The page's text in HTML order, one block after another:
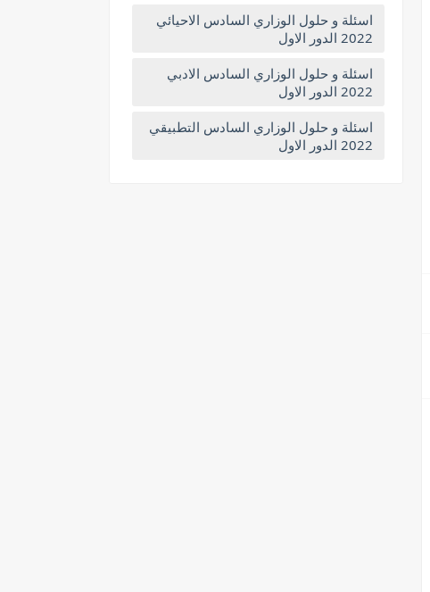
اسئلة و حلول الوزاري السادس الاحيائي
2022 الدور الاول
اسئلة و حلول الوزاري السادس الادبي
2022 الدور الاول
اسئلة و حلول الوزاري السادس التطبيقي
2022 الدور الاول